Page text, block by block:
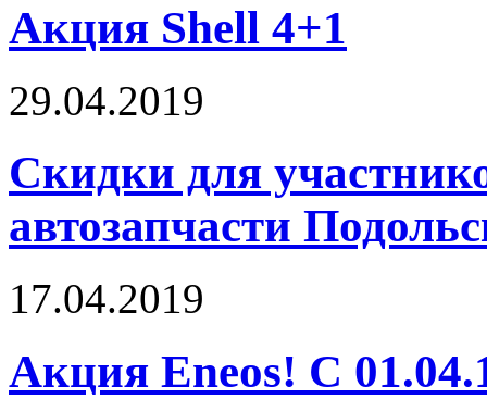
Акция Shell 4+1
29.04.2019
Скидки для
автозапчасти
17.04.2019
Акция Eneos! С